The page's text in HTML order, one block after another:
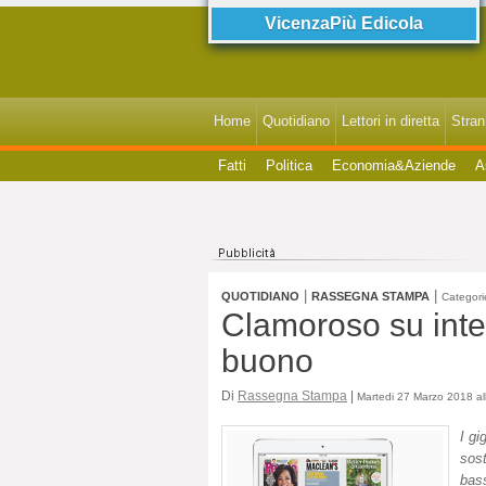
VicenzaPiù Edicola
Home Quotidiano Lettori in diretta
Fatti Politica Economia&Aziende
QUOTIDIANO RASSEGNA STAMPA
Clamoroso su
buono
Di Rassegna Stampa | Martedi 27 Marzo 2018
I